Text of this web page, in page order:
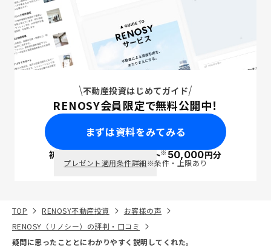
不動産投資はじめてガイド
RENOSY会員限定で無料公開中！
まずは資料をみてみる
初回面談で ポイント※50,000円分
プレゼント適用条件詳細※条件・上限あり
TOP RENOSY不動産投資
お客様の声
RENOSY（リノシー）の評判・口コミ
疑問に思ったこととにわかりやすく説明してくれた。